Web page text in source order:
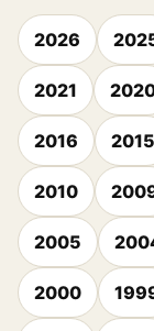
2026
2021
2016 2015
2010
2005
2000